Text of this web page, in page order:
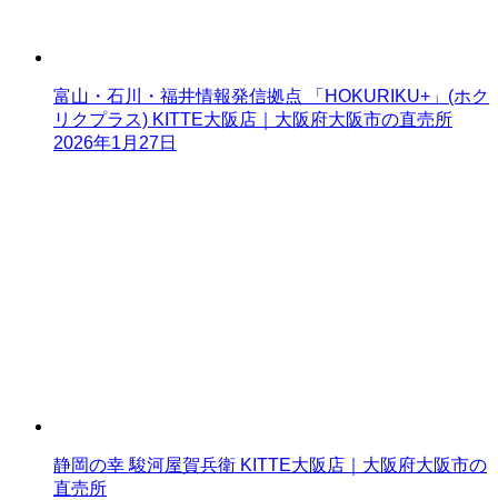
富山・石川・福井情報発信拠点 「HOKURIKU+」(ホク
リクプラス) KITTE大阪店｜大阪府大阪市の直売所
2026年1月27日
静岡の幸 駿河屋賀兵衛 KITTE大阪店｜大阪府大阪市の
直売所